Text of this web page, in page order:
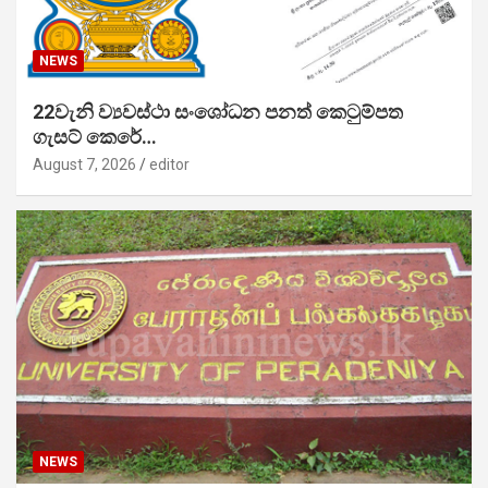
NEWS
22වැනි ව්‍යවස්ථා සංශෝධන පනත් කෙටුම්පත
ගැසට් කෙරේ…
August 7, 2026 editor
NEWS